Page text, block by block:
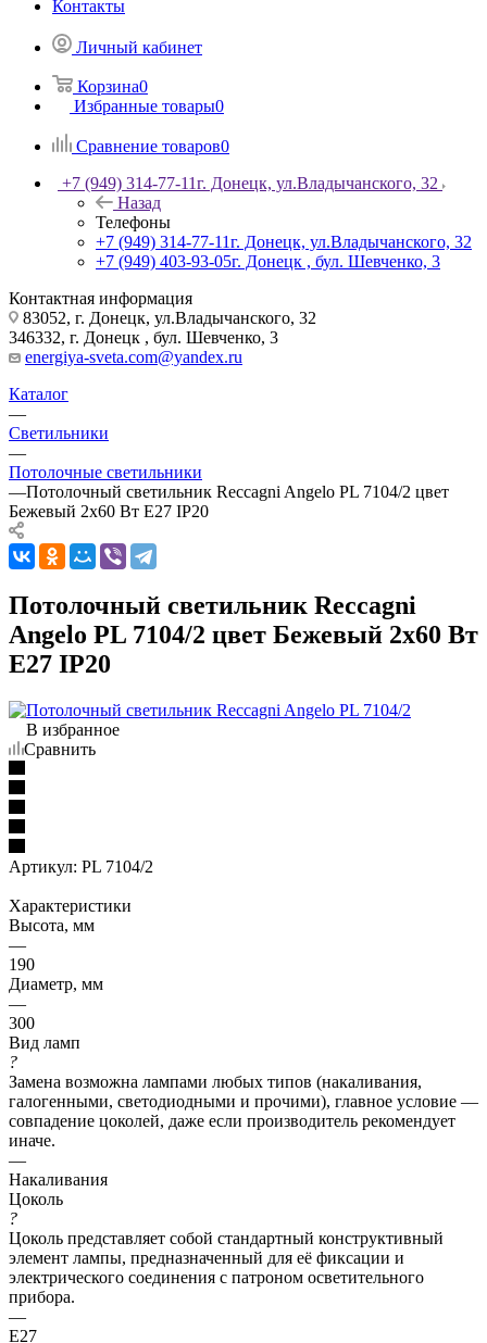
Контакты
Личный кабинет
Корзина0
Избранные товары0
Сравнение товаров0
+7 (949) 314-77-11г. Донецк, ул.Владычанского, 32
Назад
Телефоны
+7 (949) 314-77-11г. Донецк, ул.Владычанского, 32
+7 (949) 403-93-05г. Донецк , бул. Шевченко, 3
Контактная информация
83052, г. Донецк, ул.Владычанского, 32
346332, г. Донецк , бул. Шевченко, 3
energiya-sveta.com@yandex.ru
Каталог
—
Светильники
—
Потолочные светильники
—Потолочный светильник Reccagni Angelo PL 7104/2 цвет
Бежевый 2х60 Вт E27 IP20
Потолочный светильник Reccagni
Angelo PL 7104/2 цвет Бежевый 2х60 Вт
E27 IP20
В избранное
Сравнить
Артикул: PL 7104/2
Характеристики
Высота, мм
—
190
Диаметр, мм
—
300
Вид ламп
?
Замена возможна лампами любых типов (накаливания,
галогенными, светодиодными и прочими), главное условие —
совпадение цоколей, даже если производитель рекомендует
иначе.
—
Накаливания
Цоколь
?
Цоколь представляет собой стандартный конструктивный
элемент лампы, предназначенный для её фиксации и
электрического соединения с патроном осветительного
прибора.
—
E27